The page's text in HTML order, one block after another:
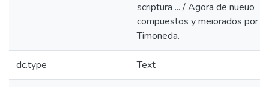
scriptura ... / Agora de nueuo
compuestos y meiorados por
Timoneda.
dc.type Text